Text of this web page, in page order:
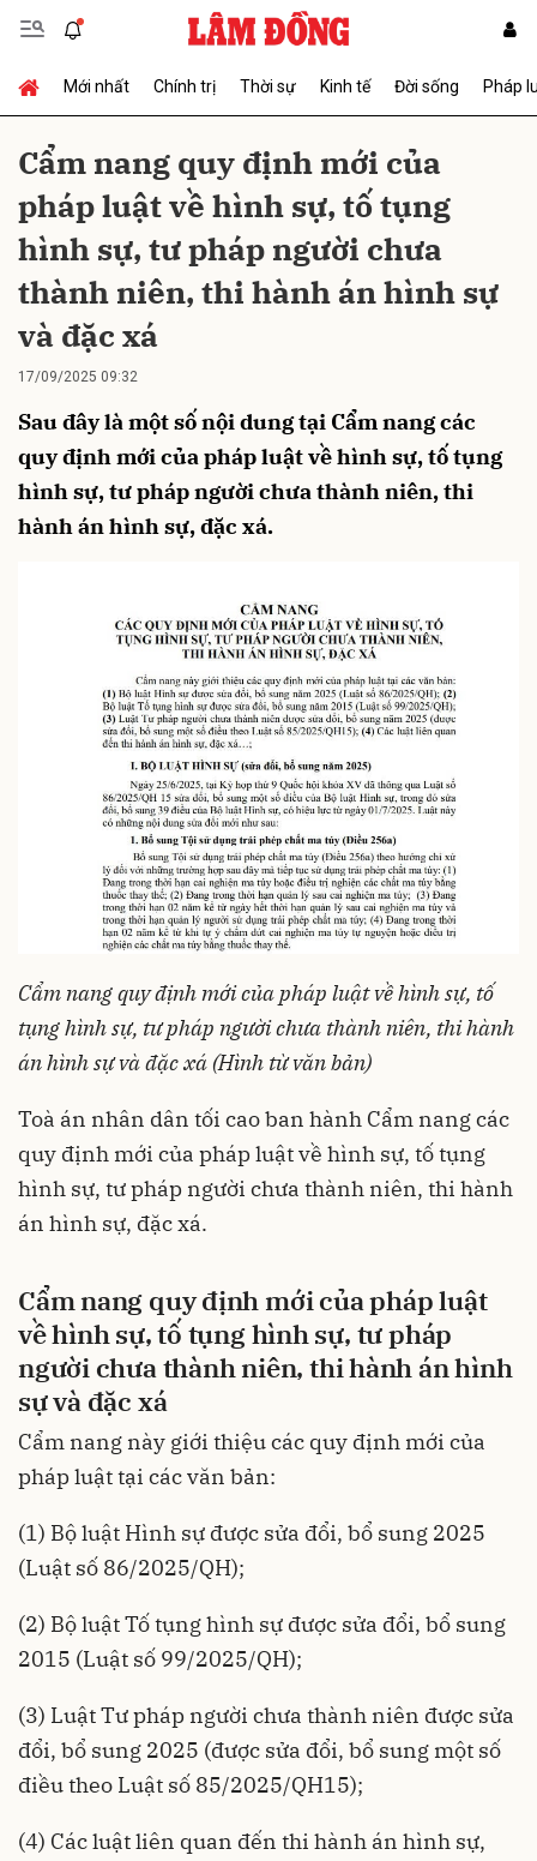
Mới nhất Chính trị Thời sự Kinh tế Đời sống Pháp
Cẩm nang quy định mới của
pháp luật về hình sự, tố tụng
hình sự, tư pháp người chưa
thành niên, thi hành án hình sự
và đặc xá
17/09/2025 09:32
Sau đây là một số nội dung tại Cẩm nang các
quy định mới của pháp luật về hình sự, tố tụng
hình sự, tư pháp người chưa thành niên, thi
hành án hình sự, đặc xá.
Cẩm nang quy định mới của pháp luật về hình sự, tố
tụng hình sự, tư pháp người chưa thành niên, thi hành
án hình sự và đặc xá (Hình từ văn bản)
Toà án nhân dân tối cao ban hành Cẩm nang các
quy định mới của pháp luật về hình sự, tố tụng
hình sự, tư pháp người chưa thành niên, thi hành
án hình sự, đặc xá.
Cẩm nang quy định mới của pháp luật
về hình sự, tố tụng hình sự, tư pháp
người chưa thành niên, thi hành án hình
sự và đặc xá
Cẩm nang này giới thiệu các quy định mới của
pháp luật tại các văn bản:
(1) Bộ luật Hình sự được sửa đổi, bổ sung 2025
(Luật số 86/2025/QH);
(2) Bộ luật Tố tụng hình sự được sửa đổi, bổ sung
2015 (Luật số 99/2025/QH);
(3) Luật Tư pháp người chưa thành niên được sửa
đổi, bổ sung 2025 (được sửa đổi, bổ sung một số
điều theo Luật số 85/2025/QH15);
(4) Các luật liên quan đến thi hành án hình sự,
Gửi bình luận